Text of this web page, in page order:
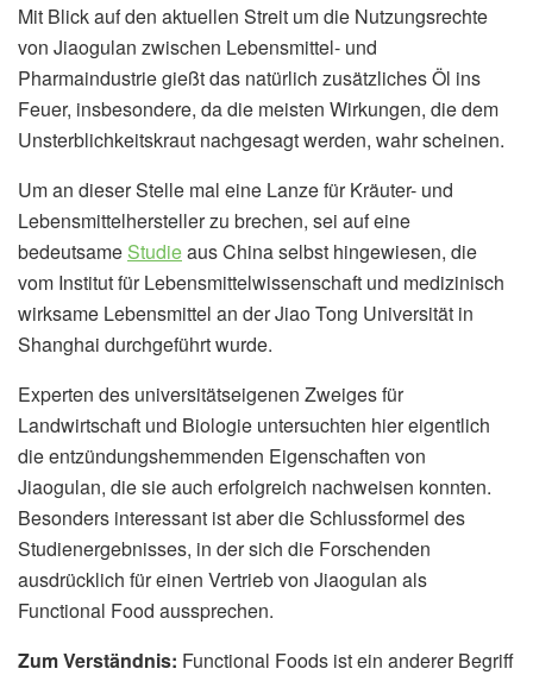
Mit Blick auf den aktuellen Streit um die Nutzungsrechte
von Jiaogulan zwischen Lebensmittel- und
Pharmaindustrie gießt das natürlich zusätzliches Öl ins
Feuer, insbesondere, da die meisten Wirkungen, die dem
Unsterblichkeitskraut nachgesagt werden, wahr scheinen.
Um an dieser Stelle mal eine Lanze für Kräuter- und
Lebensmittelhersteller zu brechen, sei auf eine
bedeutsame Studieaus China selbst hingewiesen, die
vom Institut für Lebensmittelwissenschaft und medizinisch
wirksame Lebensmittel an der Jiao Tong Universität in
Shanghai durchgeführt wurde.
Experten des universitätseigenen Zweiges für
Landwirtschaft und Biologie untersuchten hier eigentlich
die entzündungshemmenden Eigenschaften von
Jiaogulan, die sie auch erfolgreich nachweisen konnten.
Besonders interessant ist aber die Schlussformel des
Studienergebnisses, in der sich die Forschenden
ausdrücklich für einen Vertrieb von Jiaogulan als
Functional Food aussprechen.
Zum Verständnis: Functional Foods ist ein anderer Begriff